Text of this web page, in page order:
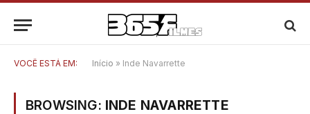
VOCÊ ESTÁ EM: Início » Inde Navarrette
BROWSING: INDE NAVARRETTE